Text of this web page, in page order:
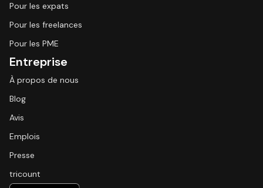
Pour les expats
Pour les freelances
Pour les PME
Entreprise
À propos de nous
Blog
Avis
Emplois
Presse
tricount